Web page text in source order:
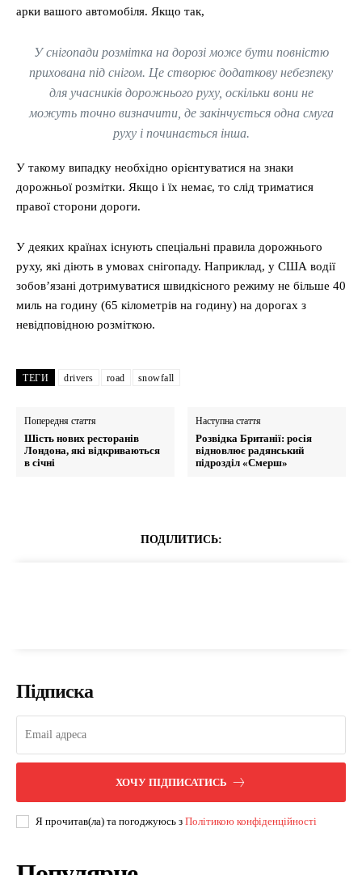
арки вашого автомобіля. Якщо так,
У снігопади розмітка на дорозі може бути повністю
прихована під снігом. Це створює додаткову небезпеку
для учасників дорожнього руху, оскільки вони не
можуть точно визначити, де закінчується одна смуга
руху і починається інша.
У такому випадку необхідно орієнтуватися на знаки
дорожньої розмітки. Якщо і їх немає, то слід триматися
правої сторони дороги.
У деяких країнах існують спеціальні правила дорожнього
руху, які діють в умовах снігопаду. Наприклад, у США водії
зобов’язані дотримуватися швидкісного режиму не більше 40
миль на годину (65 кілометрів на годину) на дорогах з
невідповідною розміткою.
ТЕГИ drivers road snowfall
Попередня стаття
Шість нових ресторанів
Лондона, які відкриваються
в січні
Наступна стаття
Розвідка Британії: росія
відновлює радянський
підрозділ «Смерш»
ПОДІЛИТИСЬ:
Підписка
ХОЧУ ПІДПИСАТИСЬ
Я прочитав(ла) та погоджуюсь з Політикою конфіденційності